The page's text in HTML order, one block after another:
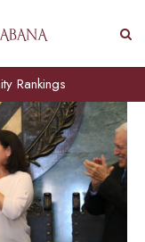
Rankings